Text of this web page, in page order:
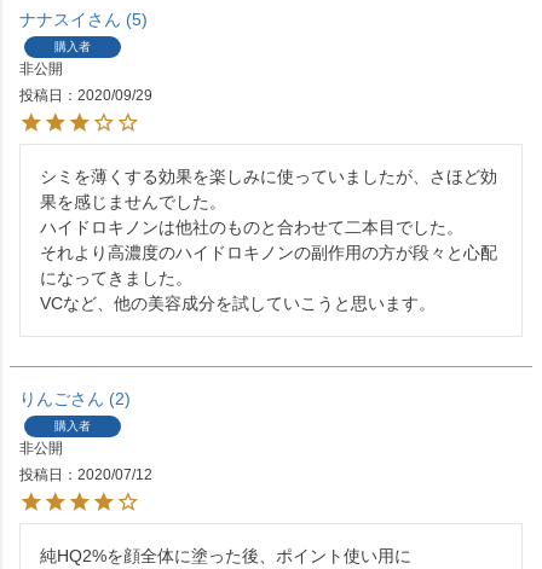
ナナスイ 5
購入者
非公開
投稿日
2020/09/29
シミを薄くする効果を楽しみに使っていましたが、さほど効
果を感じませんでした。
ハイドロキノンは他社のものと合わせて二本目でした。
それより高濃度のハイドロキノンの副作用の方が段々と心配
になってきました。
りんご 2
購入者
非公開
投稿日
2020/07/12
純HQ2%を顔全体に塗った後、ポイント使い用に